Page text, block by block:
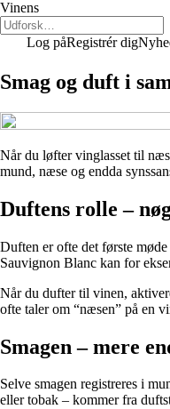
Vinens
Log påRegistrér dig
Smag og duft i
Når du løfter vinglasset til
mund, næse og endda
Duftens rolle –
Duften er ofte det første
Sauvignon Blanc kan for
Når du dufter til vinen,
ofte taler om “næsen” på en
Smagen – mere
Selve smagen registreres i
eller tobak – kommer fra